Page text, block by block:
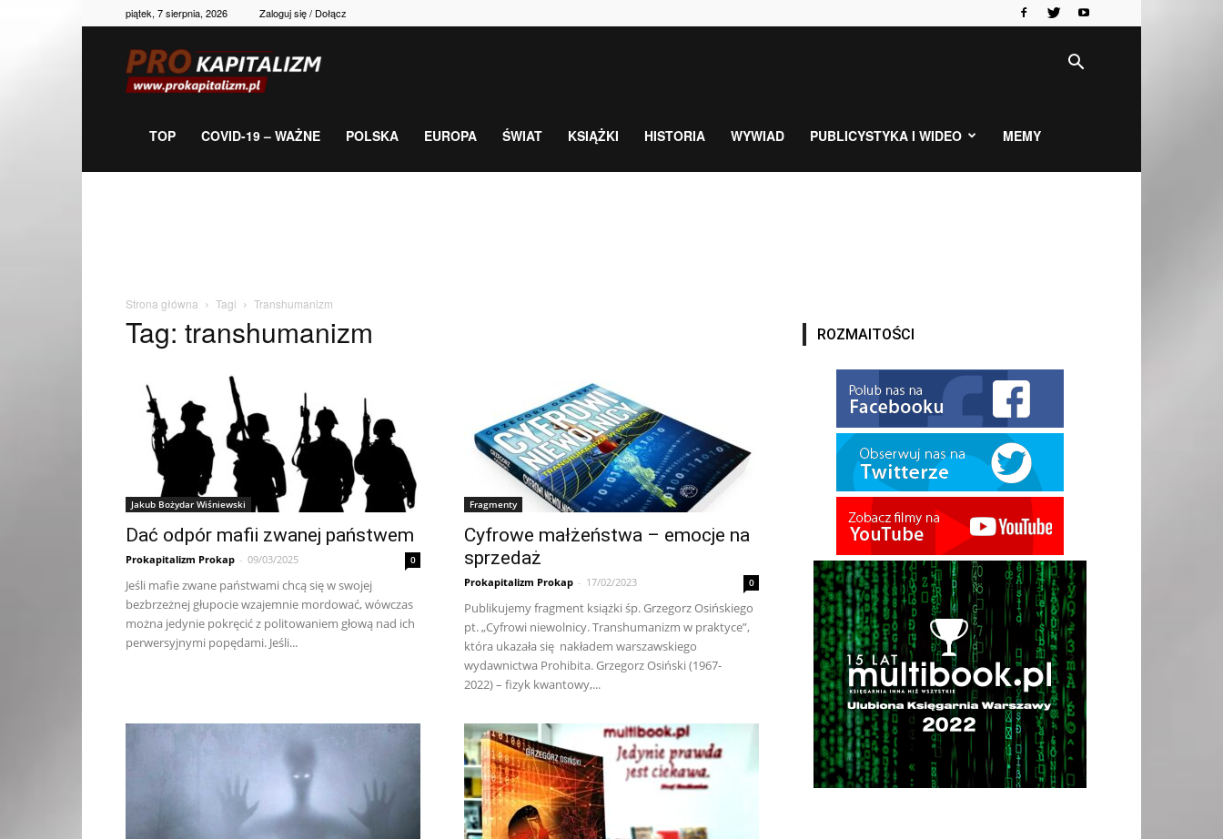
piątek, 7 sierpnia, 2026 Zaloguj się / Dołącz
gospodarka,
TOP COVID-19 – WAŻNE POLSKA EUROPA ŚWIAT KSIĄŻKI HISTORIA WYWIAD PUBLICYSTYKA I WIDEO MEMY
Strona główna Tagi Transhumanizm
Tag: transhumanizm
Jakub Bożydar Wiśniewski
Dać odpór mafii zwanej państwem
Prokapitalizm Prokap - 09/03/2025 0
Jeśli mafie zwane państwami chcą się w swojej
bezbrzeżnej głupocie wzajemnie mordować, wówczas
można jedynie pokręcić z politowaniem głową nad ich
perwersyjnymi popędami. Jeśli...
Fragmenty
Cyfrowe małżeństwa – emocje na
sprzedaż
Prokapitalizm Prokap - 17/02/2023 0
Publikujemy fragment książki śp. Grzegorz Osińskiego
pt. „Cyfrowi niewolnicy. Transhumanizm w praktyce”,
która ukazała się nakładem warszawskiego
wydawnictwa Prohibita. Grzegorz Osiński (1967-
2022) – fizyk kwantowy,...
ROZMAITOŚCI